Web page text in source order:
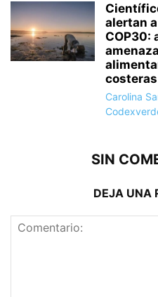
alertan
COP30:
Carolina
SIN
DEJA UNA